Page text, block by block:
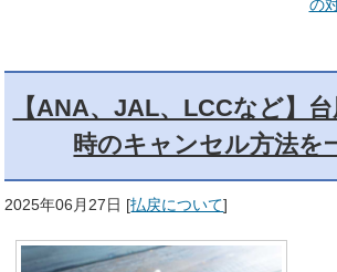
の
【ANA、JAL、LCCなど】
時のキャンセル方法を
2025年06月27日 [払戻について]